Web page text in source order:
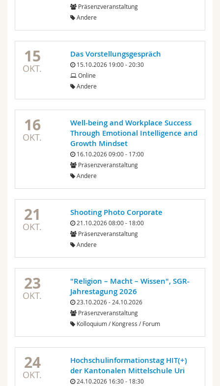
Präsenzveranstaltung
Andere
15
OKT.
Das Vorstellungsgespräch
15.10.2026 19:00 - 20:30
Online
Andere
16
OKT.
Well-being and Workplace Success
Through Emotional Intelligence and
Growth Mindset
16.10.2026 09:00 - 17:00
Präsenzveranstaltung
Andere
21
OKT.
Shooting Photo Corporate
21.10.2026 08:00 - 18:00
Präsenzveranstaltung
Andere
23
OKT.
"Religion – Macht – Wissen", SGR-
Jahrestagung 2026
23.10.2026 - 24.10.2026
Präsenzveranstaltung
Kolloquium / Kongress / Forum
24
OKT.
Hochschulinformationstag HIT(+)
der Kantonalen Mittelschule Uri
24.10.2026 16:30 - 18:30